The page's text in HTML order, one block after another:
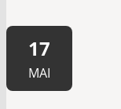
17
MAI